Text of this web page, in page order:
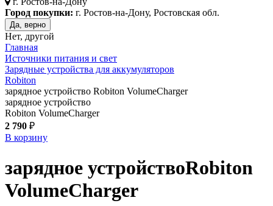
Город покупки: г. Ростов-на-Дону, Ростовская обл.
Да, верно
Нет, другой
Главная
Источники питания и свет
Зарядные устройства для аккумуляторов
Robiton
зарядное устройство Robiton VolumeCharger
зарядное устройство
Robiton VolumeCharger
2 790 ₽
В корзину
зарядное устройствоRobiton
VolumeCharger